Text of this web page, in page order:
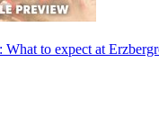
to expect at